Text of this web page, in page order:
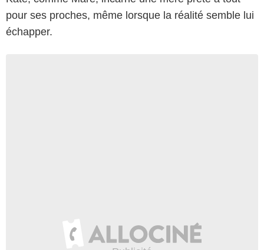
pour ses proches, même lorsque la réalité semble lui
échapper.